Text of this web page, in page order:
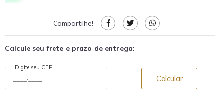
Compartilhe!
Calcule seu frete e prazo de entrega:
Digite seu CEP
Calcular